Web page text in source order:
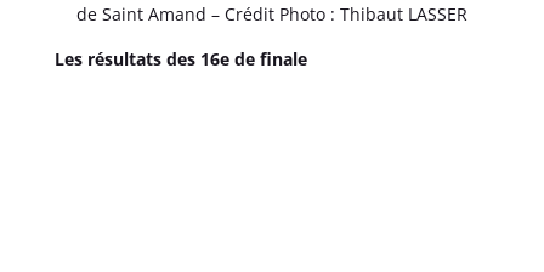
de Saint Amand – Crédit Photo : Thibaut LASSER
Les résultats des 16e de finale